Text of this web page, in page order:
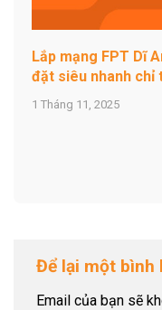
Lắp mạng FPT Dĩ
đặt siêu nhanh chỉ
1 Tháng 11, 2025
Để lại một bình
Email của bạn sẽ